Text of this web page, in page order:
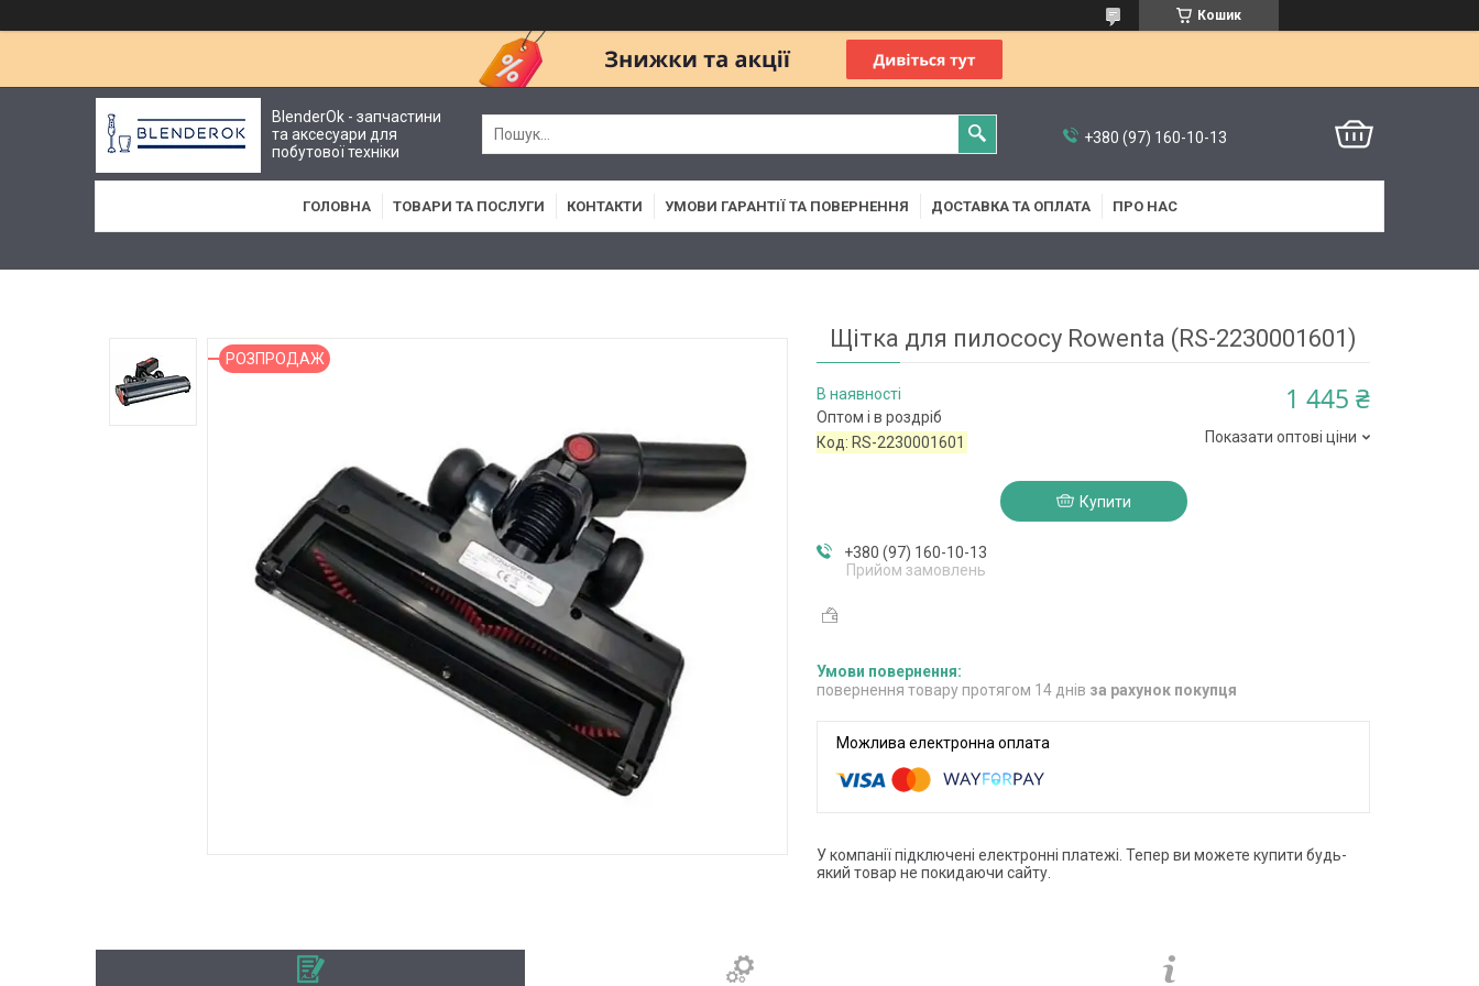
Кошик
BlenderOk - запчастини
та аксесуари для
побутової техніки
+380 (97) 160-10-13
ГОЛОВНА ТОВАРИ ТА ПОСЛУГИ КОНТАКТИ УМОВИ ГАРАНТІЇ ТА ПОВЕРНЕННЯ ДОСТАВКА ТА ОПЛАТА ПРО НАС
РОЗПРОДАЖ
Щітка для пилососу Rowenta (RS-2230001601)
В наявності
Оптом і в роздріб
Код: RS-2230001601
1 445 ₴
Показати оптові ціни
Купити
+380 (97) 160-10-13
Прийом замовлень
повернення товару протягом 14 днів за рахунок покупця
У компанії підключені електронні платежі. Тепер ви можете купити будь-
який товар не покидаючи сайту.